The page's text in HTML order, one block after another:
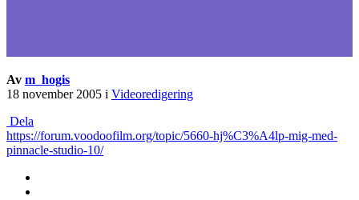
Av m_hogis
18 november 2005 i Videoredigering
Dela
https://forum.voodoofilm.org/topic/5660-hj%C3%A4lp-mig-med-
pinnacle-studio-10/